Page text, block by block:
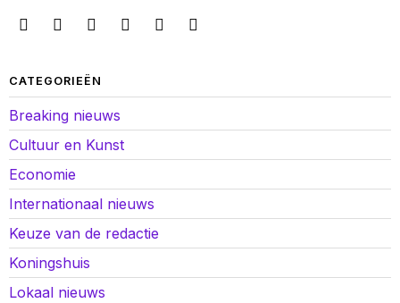
CATEGORIEËN
Breaking nieuws
Cultuur en Kunst
Economie
Internationaal nieuws
Keuze van de redactie
Koningshuis
Lokaal nieuws